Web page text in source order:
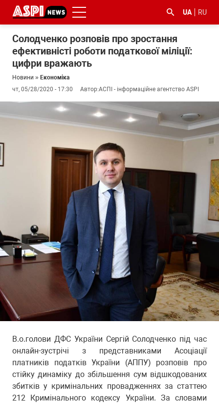
UA RU
Солодченко розповів про зростання
ефективністі роботи податкової міліції:
цифри вражають
Новини » Економіка
чт, 05/28/2020 - 17:30
Автор:АСПІ - інформаційне агентство ASPI
В.о.голови ДФС України Сергій Солодченко під час
онлайн-зустрічі з представниками Асоціації
платників податків України (АППУ) розповів про
стійку динаміку до збільшення сум відшкодованих
збитків у кримінальних провадженнях за статтею
212 Кримінального кодексу України. За словами
#боротьба
з
#ДФС #Київ #коронавірус